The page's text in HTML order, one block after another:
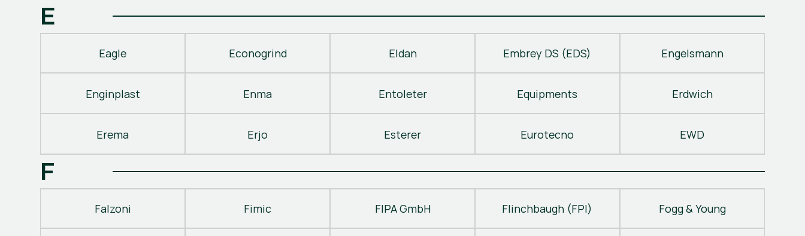
E
Eagle Econogrind Eldan Embrey DS (EDS) Engelsmann
Enginplast Enma Entoleter Equipments Erdwich
Erema Erjo Esterer Eurotecno EWD
F
Falzoni Fimic FIPA GmbH Flinchbaugh (FPI) Fogg & Young